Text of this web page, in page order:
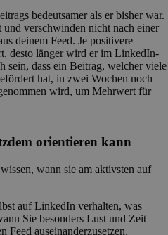
bedeutsamer als er bisher war.
verschwinden nicht nach einer
deinem Feed. Je positivere
desto länger wird er im LinkedIn-
sein, dass ein Beitrag, welcher viele
hat, in zwei Wochen noch
wird, um Mehrwert für
orientieren kann
wann sie am aktivsten auf
auf LinkedIn verhalten, was
Sie besonders Lust und Zeit
Feed auseinanderzusetzen.